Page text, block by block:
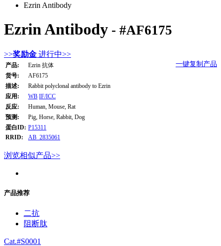
Ezrin Antibody
Ezrin Antibody - #AF6175
>>奖励金 进行中>>
一键复制产品
产品:
Ezrin 抗体
货号:
AF6175
描述:
Rabbit polyclonal antibody to Ezrin
应用:
WB IF/ICC
反应:
Human, Mouse, Rat
预测:
Pig, Horse, Rabbit, Dog
蛋白ID: P15311
RRID:
AB_2835061
浏览相似产品>>
产品推荐
二抗
阻断肽
Cat.#S0001